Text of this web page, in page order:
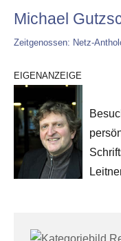
Michael
Zeitgenossen: Netz-
EIGENANZEIGE